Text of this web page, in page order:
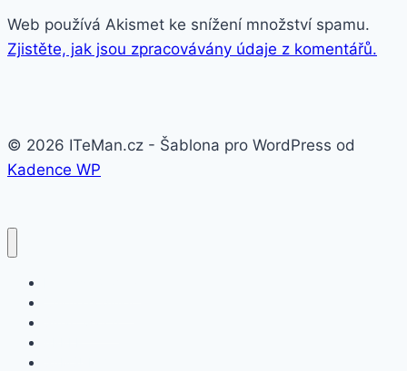
Web používá Akismet ke snížení množství spamu.
Zjistěte, jak jsou zpracovávány údaje z komentářů.
© 2026 ITeMan.cz - Šablona pro WordPress od
Kadence WP